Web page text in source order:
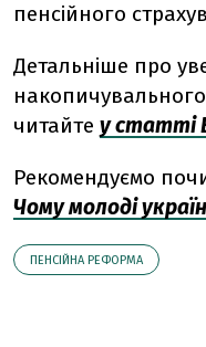
пенсійного
Детальніше про
накопичувального
читайте у статті
Рекомендуємо
Чому молоді
ПЕНСІЙНА РЕФОРМА